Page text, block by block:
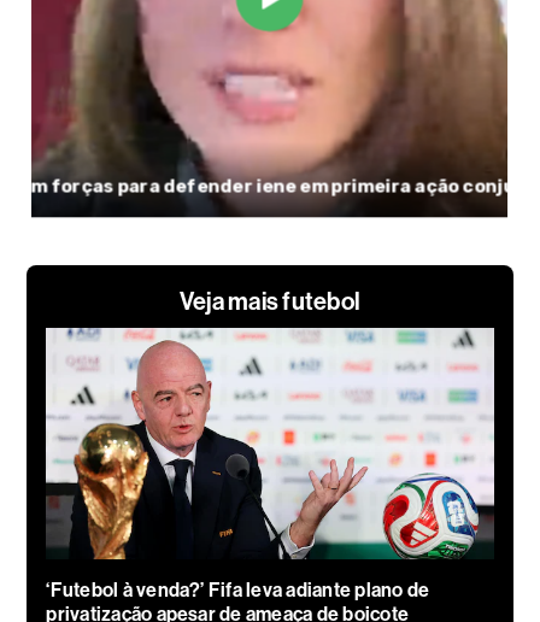
Veja mais futebol
‘Futebol à venda?’ Fifa leva adiante plano de
privatização apesar de ameaça de boicote